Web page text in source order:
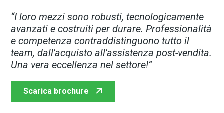
“I loro mezzi sono robusti, tecnologicamente
avanzati e costruiti per durare. Professionalità
e competenza contraddistinguono tutto il
team, dall'acquisto all'assistenza post-vendita.
Una vera eccellenza nel settore!”
Scarica brochure